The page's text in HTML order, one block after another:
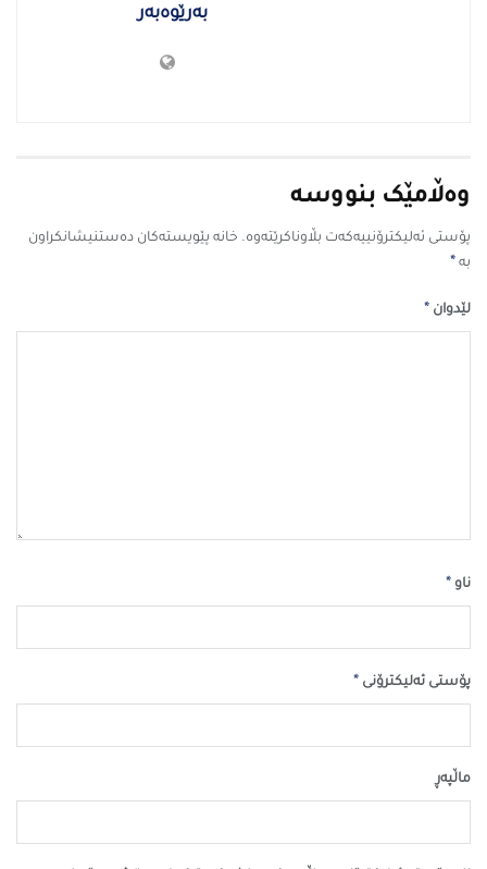
بەرێوەبەر
وەڵامێک بنووسە
پۆستی ئەلیکترۆنییەکەت بڵاوناکرێتەوە. خانە پێویستەکان دەستنیشانکراون
بە *
لێدوان *
ناو *
پۆستی ئەلیکترۆنی *
ماڵپه‌ڕ